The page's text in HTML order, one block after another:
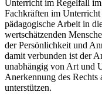
Unterricht im Regelfall
Fachkräften im
pädagogische Arbeit in
wertschätzenden
der Persönlichkeit und
damit verbunden ist der
unabhängig von Art und
Anerkennung des
unterstützen.